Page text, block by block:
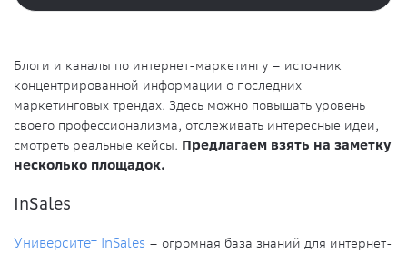
Блоги и каналы по интернет-маркетингу – источник
концентрированной информации о последних
маркетинговых трендах. Здесь можно повышать уровень
своего профессионализма, отслеживать интересные идеи,
смотреть реальные кейсы. Предлагаем взять на заметку
несколько площадок.
InSales
Университет InSales – огромная база знаний для интернет-